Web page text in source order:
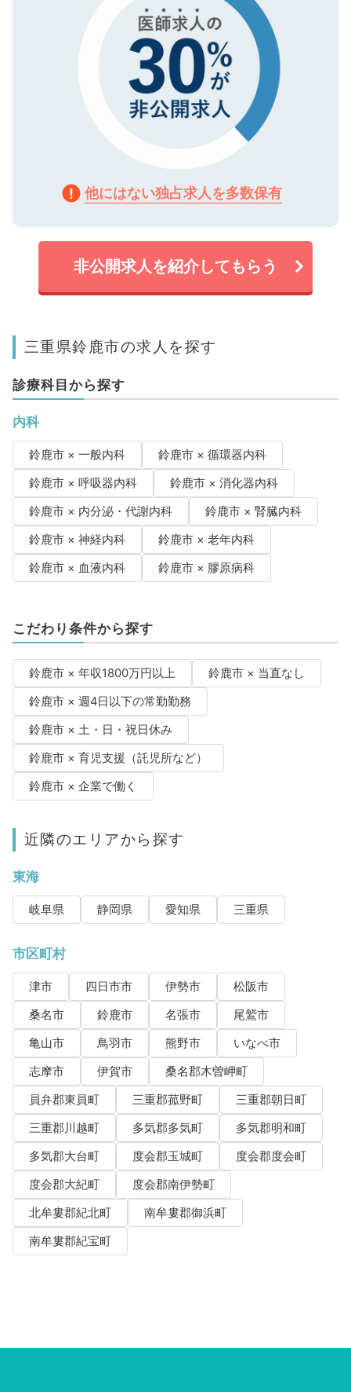
他にはない独占求人を多数保有
非公開求人を紹介してもらう
三重県鈴鹿市の求人を探す
診療科目から探す
内科
鈴鹿市 × 一般内科
鈴鹿市 × 循環器内科
鈴鹿市 × 呼吸器内科
鈴鹿市 × 消化器内科
鈴鹿市 × 内分泌・代謝内科
鈴鹿市 × 腎臓内科
鈴鹿市 × 神経内科
鈴鹿市 × 老年内科
鈴鹿市 × 血液内科
鈴鹿市 × 膠原病科
こだわり条件から探す
鈴鹿市 × 年収1800万円以上
鈴鹿市 × 当直なし
鈴鹿市 × 週4日以下の常勤勤務
鈴鹿市 × 土・日・祝日休み
鈴鹿市 × 育児支援（託児所など）
鈴鹿市 × 企業で働く
近隣のエリアから探す
東海
岐阜県 静岡県 愛知県 三重県
市区町村
津市 四日市市 伊勢市
松阪市
桑名市
鈴鹿市 名張市
尾鷲市
亀山市
鳥羽市 熊野市
いなべ市
志摩市
伊賀市
桑名郡木曽岬町
員弁郡東員町
三重郡菰野町
三重郡朝日町
三重郡川越町
多気郡多気町
多気郡明和町
多気郡大台町
度会郡玉城町
度会郡度会町
度会郡大紀町
度会郡南伊勢町
北牟婁郡紀北町
南牟婁郡御浜町
南牟婁郡紀宝町